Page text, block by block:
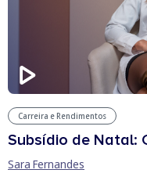
Carreira e Rendimentos
Subsídio de Natal:
Sara Fernandes